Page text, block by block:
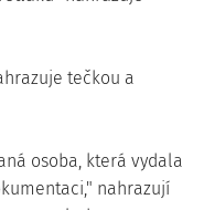
tečkou a
osoba, která vydala
nahrazují